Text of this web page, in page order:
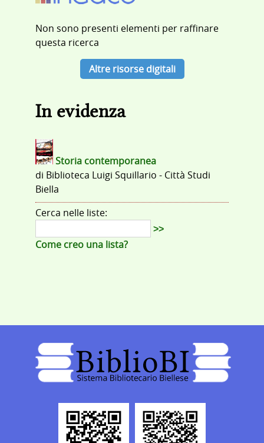
Non sono presenti elementi per raffinare
questa ricerca
Altre risorse digitali
In evidenza
Storia contemporanea
di Biblioteca Luigi Squillario - Città Studi
Biella
Cerca nelle liste:
>>
Come creo una lista?